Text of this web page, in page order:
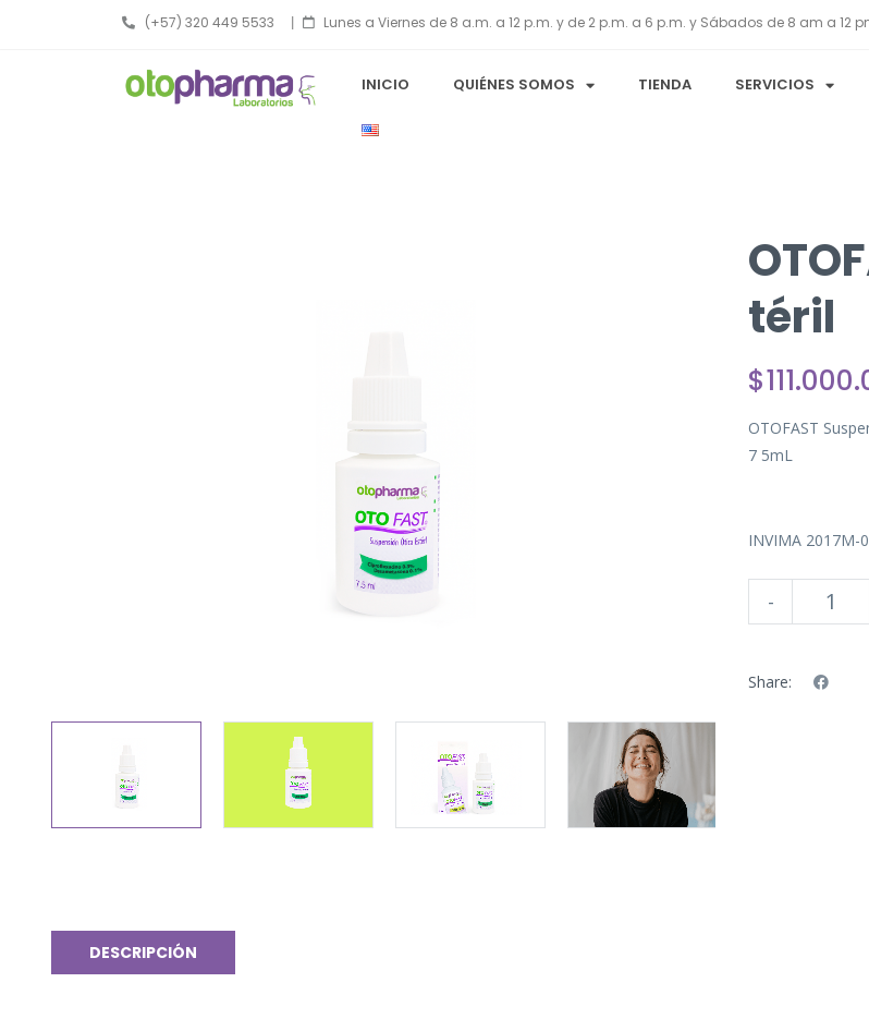
(+57) 320 449 5533 | Lunes a Viernes de 8 a.m. a 12 p.m. y de 2 p.m. a 6 p.m. y Sábados de 8 am a 12
INICIO QUIÉNES SOMOS TIENDA SERVICIOS
Téril
$
OTOFAST
7 5mL
INVIMA 2017M-
-
Share:
DESCRIPCIÓN